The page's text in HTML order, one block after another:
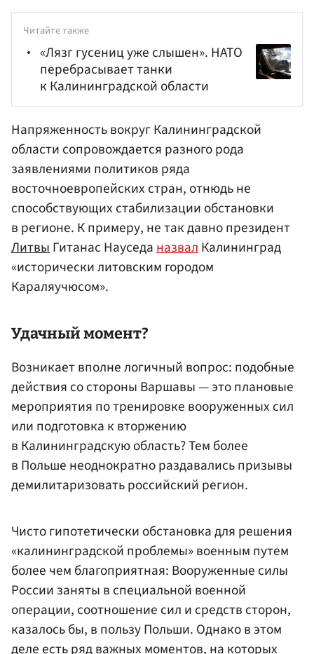
Читайте также
«Лязг гусениц уже слышен». НАТО
перебрасывает танки
к Калининградской области
Напряженность вокруг Калининградской
области сопровождается разного рода
заявлениями политиков ряда
восточноевропейских стран, отнюдь не
способствующих стабилизации обстановки
в регионе. К примеру, не так давно президент
ЛитвыГитанас НауседаназвалКалининград
«исторически литовским городом
Караляучюсом».
Удачный момент?
Возникает вполне логичный вопрос: подобные
действия со стороны Варшавы — это плановые
мероприятия по тренировке вооруженных сил
или подготовка к вторжению
в Калининградскую область? Тем более
в Польше неоднократно раздавались призывы
демилитаризовать российский регион.
Чисто гипотетически обстановка для решения
«калининградской проблемы» военным путем
более чем благоприятная: Вооруженные силы
России заняты в специальной военной
операции, соотношение сил и средств сторон,
казалось бы, в пользу Польши. Однако в этом
деле есть ряд важных моментов, на которых